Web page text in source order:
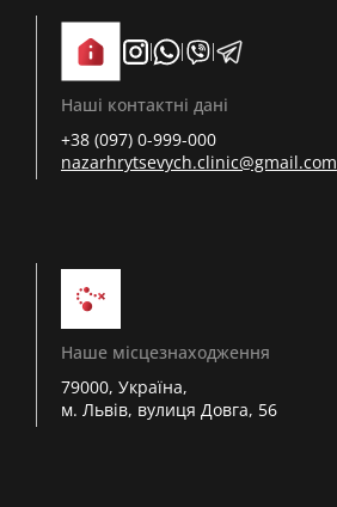
Наші контактні дані
+38 (097) 0-999-000
nazarhrytsevych.clinic@gmail.com
Наше місцезнаходження
79000, Україна,
м. Львів, вулиця Довга, 56